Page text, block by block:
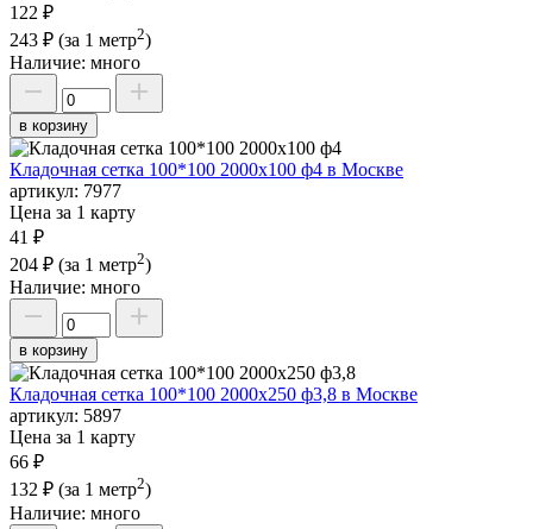
122 ₽
243 ₽ (за 1 метр2)
Наличие: много
в корзину
Кладочная сетка 100*100 2000х100 ф4 в Москве
артикул: 7977
Цена за 1 карту
41 ₽
204 ₽ (за 1 метр2)
Наличие: много
в корзину
Кладочная сетка 100*100 2000х250 ф3,8 в Москве
артикул: 5897
Цена за 1 карту
66 ₽
132 ₽ (за 1 метр2)
Наличие: много